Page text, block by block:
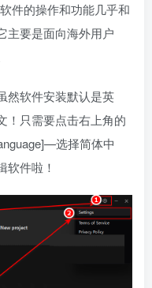
件的操作和功能几乎和
主要是面向海外用户
然软件安装默认是英
！只需要点击右上角的
选择简体中
软件啦！